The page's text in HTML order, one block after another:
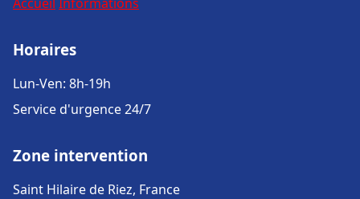
Horaires
Lun-Ven: 8h-19h
Service d'urgence 24/7
Zone intervention
Saint Hilaire de Riez, France